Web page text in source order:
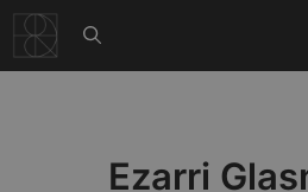
naar
de
Ezarri